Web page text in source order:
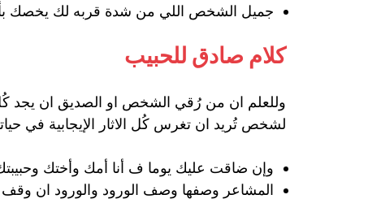
جميل الشخص اللي من شدة قربه لك يخصك
كلام صادق للحبيب
وللعلم ان من رُقي الشخص او الصديق ان يجد كُل
لشخص تُريد ان تغرس كُل الاثار الإيجابية في
وإن ضاقت عليك يوما ف أنا أمك وأختك
المشاعر وصفها وصف الورود والورود ان